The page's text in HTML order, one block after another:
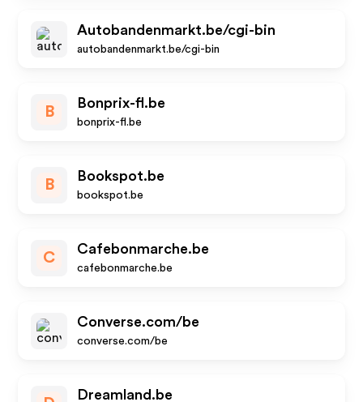
Autobandenmarkt.be/cgi-bin
autobandenmarkt.be/cgi-bin
B
Bonprix-fl.be
bonprix-fl.be
B
Bookspot.be
bookspot.be
C
Cafebonmarche.be
cafebonmarche.be
Converse.com/be
converse.com/be
Dreamland.be